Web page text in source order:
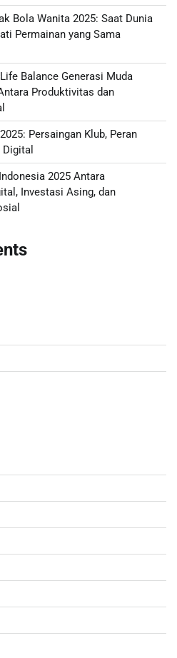
Bola Wanita 2025: Saat Dunia
Permainan yang Sama
Balance Generasi Muda
Produktivitas dan
Persaingan Klub, Peran
2025 Antara
Investasi Asing, dan